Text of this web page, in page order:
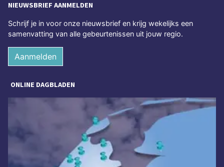
NIEUWSBRIEF AANMELDEN
Schrijf je in voor onze nieuwsbrief en krijg wekelijks een
samenvatting van alle gebeurtenissen uit jouw regio.
Aanmelden
ONLINE DAGBLADEN